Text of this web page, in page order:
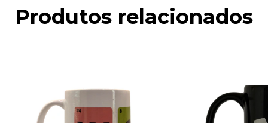
Produtos relacionados